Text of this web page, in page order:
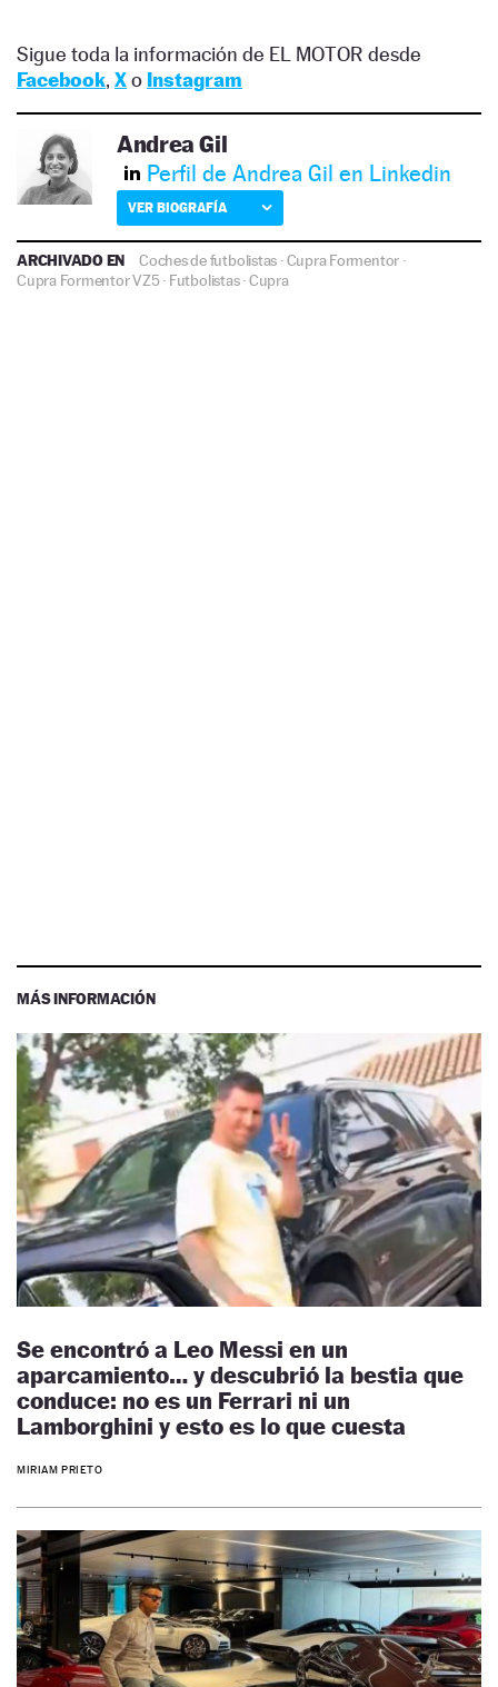
Sigue toda la información de EL MOTOR desde
Facebook, Xo Instagram
Andrea Gil
Perfil de Andrea Gil en Linkedin
VER BIOGRAFÍA
ARCHIVADO EN Coches de futbolistas ·Cupra Formentor ·
Cupra Formentor VZ5· Futbolistas·Cupra
MÁS INFORMACIÓN
Se encontró a Leo Messi en un
aparcamiento… y descubrió la bestia que
conduce: no es un Ferrari ni un
Lamborghini y esto es lo que cuesta
MIRIAM PRIETO